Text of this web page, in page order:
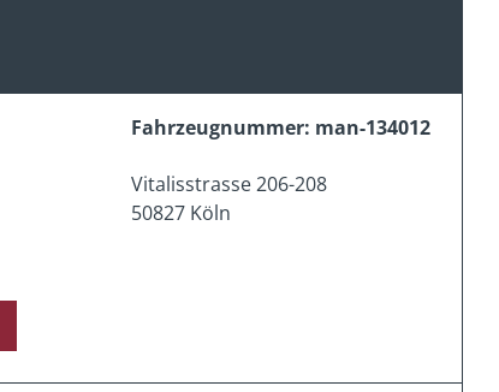
Fahrzeugnummer: man-134012
Vitalisstrasse 206-208
50827 Köln